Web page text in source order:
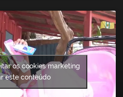
os cookies marketing
este conteúdo